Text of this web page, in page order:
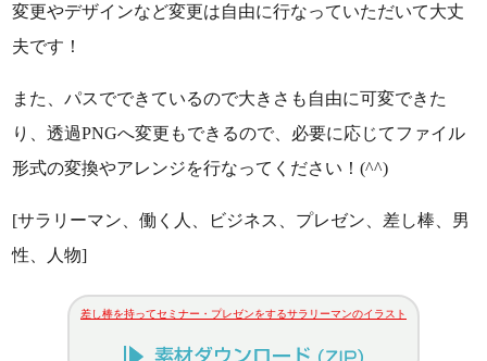
変更やデザインなど変更は自由に行なっていただいて大丈
夫です！
また、パスでできているので大きさも自由に可変できた
り、透過PNGへ変更もできるので、必要に応じてファイル
形式の変換やアレンジを行なってください！(^^)
[サラリーマン、働く人、ビジネス、プレゼン、差し棒、男
性、人物]
差し棒を持ってセミナー・プレゼンをするサラリーマンのイラスト